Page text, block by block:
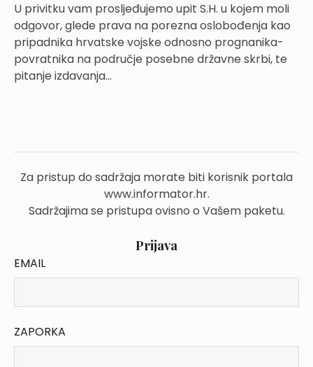
U privitku vam prosljeđujemo upit S.H. u kojem moli
odgovor, glede prava na porezna oslobođenja kao
pripadnika hrvatske vojske odnosno prognanika-
povratnika na područje posebne državne skrbi, te
pitanje izdavanja...
Za pristup do sadržaja morate biti korisnik portala
www.informator.hr.
Sadržajima se pristupa ovisno o Vašem paketu.
Prijava
EMAIL
ZAPORKA